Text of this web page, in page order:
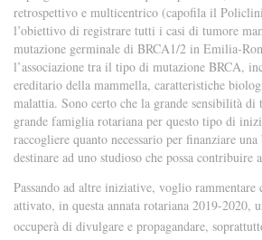
retrospettivo e multicentrico (capofila il
l’obiettivo di registrare tutti i casi di tumore
mutazione germinale di BRCA1/2 in Emilia-
l’associazione tra il tipo di mutazione BRCA,
ereditario della mammella, caratteristiche
malattia. Sono certo che la grande sensibilità di
grande famiglia rotariana per questo tipo di
raccogliere quanto necessario per finanziare
destinare ad uno studioso che possa contribuire
Passando ad altre iniziative, voglio
attivato, in questa annata rotariana 2019-2020,
occuperà di divulgare e propagandare,